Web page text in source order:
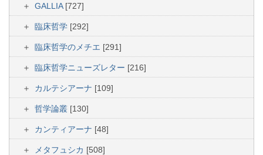
GALLIA [727]
臨床哲学 [292]
臨床哲学のメチエ [291]
臨床哲学ニューズレター [216]
カルテシアーナ [109]
哲学論叢 [130]
カンティアーナ [48]
メタフュシカ [508]